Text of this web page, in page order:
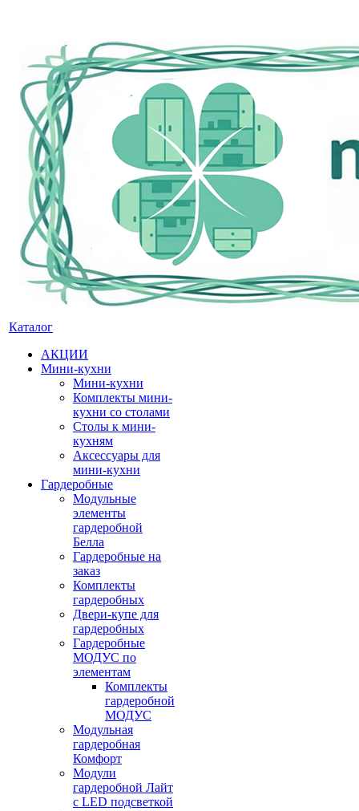
Каталог
АКЦИИ
Мини-кухни
Мини-кухни
Комплекты мини-
кухни со столами
Столы к мини-
кухням
Аксессуары для
мини-кухни
Гардеробные
Модульные
элементы
гардеробной
Белла
Гардеробные на
заказ
Комплекты
гардеробных
Двери-купе для
гардеробных
Гардеробные
МОДУС по
элементам
Комплекты
гардеробной
МОДУС
Модульная
гардеробная
Комфорт
Модули
гардеробной Лайт
с LED подсветкой